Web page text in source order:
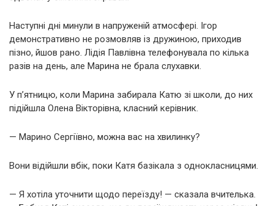
Наступні дні минули в напруженій атмосфері. Ігор
демонстративно не розмовляв із дружиною, приходив
пізно, йшов рано. Лідія Павлівна телефонувала по кілька
разів на день, але Марина не брала слухавки.
У п’ятницю, коли Марина забирала Катю зі школи, до них
підійшла Олена Вікторівна, класний керівник.
— Марино Сергіївно, можна вас на хвилинку?
Вони відійшли вбік, поки Катя базікала з однокласницями.
— Я хотіла уточнити щодо переїзду! — сказала вчителька.